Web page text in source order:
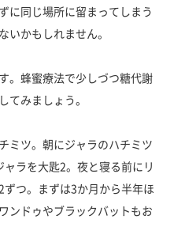
に同じ場所に留まってしまう
いかもしれません。
。蜂蜜療法で少しづつ糖代謝
てみましょう。
ミツ。朝にジャラのハチミツ
ラを大匙2。夜と寝る前にリ
つ。まずは3か月から半年ほ
ンドゥやブラックバットもお